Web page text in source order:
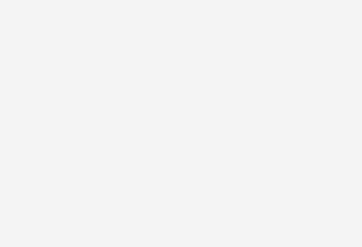
kombinierter Wert der CO2-Emission: 131 g/km; CO2-
ALLGRIP Comfort+
kombinierter Wert der CO2-Emission: 131 g/km; CO2-
ALLGRIP AT Comfort+
6,1 l/100 km; kombinierter Wert der CO2-Emission: 141